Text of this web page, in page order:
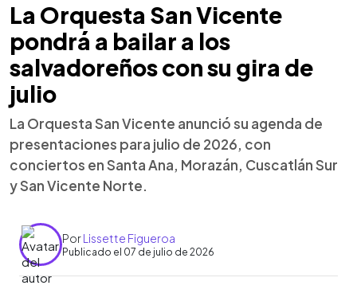
La Orquesta San Vicente
pondrá a bailar a los
salvadoreños con su gira de
julio
La Orquesta San Vicente anunció su agenda de
presentaciones para julio de 2026, con
conciertos en Santa Ana, Morazán, Cuscatlán Sur
y San Vicente Norte.
PorLissette Figueroa
Publicado el 07 de julio de 2026